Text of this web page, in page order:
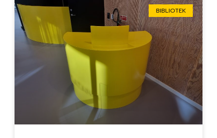
BIBLIOTEK